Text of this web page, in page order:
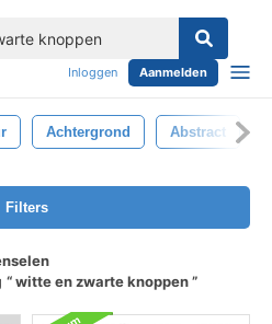
Inloggen Aanmelden
Achtergrond Abstract
Filters
witte en zwarte knoppen